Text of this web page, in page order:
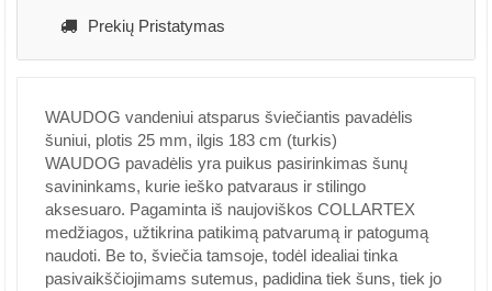
Prekių Pristatymas
WAUDOG vandeniui atsparus šviečiantis pavadėlis
šuniui, plotis 25 mm, ilgis 183 cm (turkis)
WAUDOG pavadėlis yra puikus pasirinkimas šunų
savininkams, kurie ieško patvaraus ir stilingo
aksesuaro. Pagaminta iš naujoviškos COLLARTEX
medžiagos, užtikrina patikimą patvarumą ir patogumą
naudoti. Be to, šviečia tamsoje, todėl idealiai tinka
pasivaikščiojimams sutemus, padidina tiek šuns, tiek jo